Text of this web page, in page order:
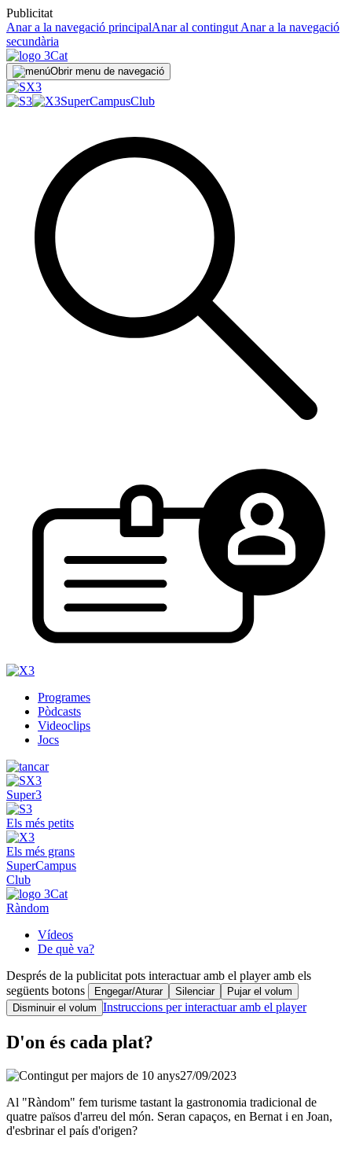
Publicitat
Anar a la navegació principalAnar al contingut Anar a la navegació
secundària
Obrir menu de navegació
SuperCampusClub
Programes
Pòdcasts
Videoclips
Jocs
Super3
Els més petits
Els més grans
SuperCampus
Club
Ràndom
Vídeos
De què va?
Després de la publicitat pots interactuar amb el player amb els
següents botons
Engegar/Aturar Silenciar
Pujar el volum
Disminuir el volum Instruccions per interactuar amb el player
D'on és cada plat?
27/09/2023
Al "Ràndom" fem turisme tastant la gastronomia tradicional de
quatre països d'arreu del món. Seran capaços, en Bernat i en Joan,
d'esbrinar el país d'origen?